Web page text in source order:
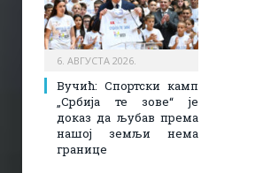
6. АВГУСТА 2026.
Вучић: Спортски камп
„Србија те зове“ је
доказ да љубав према
нашој земљи нема
границе